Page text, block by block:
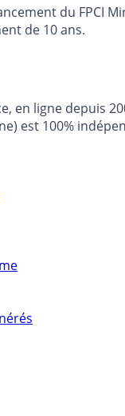
du FPCI
de 15% par an, durée du placement de 10 ans.
en ligne depuis
est 100%